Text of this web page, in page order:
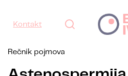
Kontakt
Rečnik pojmova